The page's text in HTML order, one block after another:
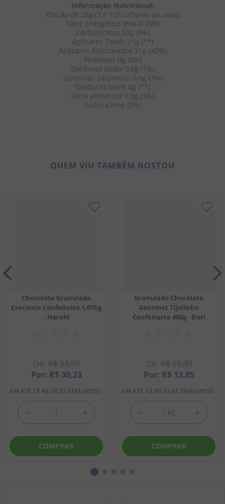
Informação Nutricional:
Porção de 25g (2 e 1/2 colheres de sopa)
Valor Energético 99kcal (5%)
Carboidratos 23g (8%)
Açúcares Totais 21g (**)
Açúcares Adicionados 21g (42%)
Proteínas 0g (0%)
Gorduras totais 0,8g (1%)
Gorduras saturadas 0,6g (3%)
Gorduras trans 0g (**)
Fibra alimentar 0,3g (1%)
Sódio 4,9mg (0%)
QUEM VIU TAMBÉM GOSTOU
Chocolate Granulado
Crocante Confeiteiro 1,01kg
- Harald
R$ 33,59
R$ 30,23
EM ATÉ 1X R$ 30,23 SEM JUROS
＋
－
COMPRAR
Granulado Chocolate
Gourmet Tijolinho
Confeitarte 400g - Dori
R$ 15,39
R$ 13,85
EM ATÉ 1X R$ 13,85 SEM JUROS
＋
－
COMPRAR